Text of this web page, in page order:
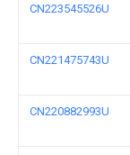
CN223545526U
CN221475743U
CN220882993U